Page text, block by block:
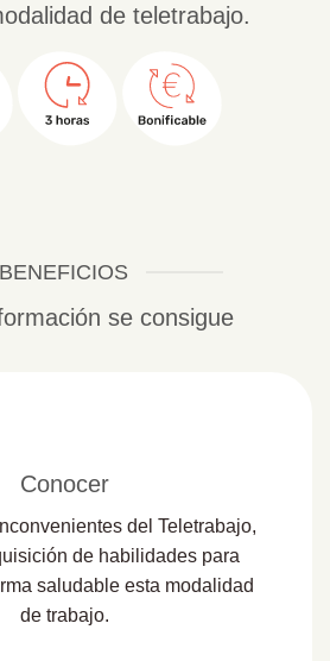
de teletrabajo.
BENEFICIOS
se consigue
Conocer
del Teletrabajo,
de habilidades para
saludable esta modalidad
de trabajo.